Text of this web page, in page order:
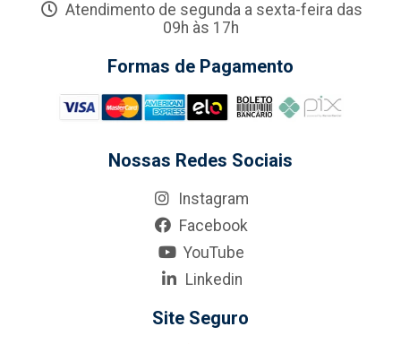
Atendimento de segunda a sexta-feira das
09h às 17h
Formas de Pagamento
Nossas Redes Sociais
Instagram
Facebook
YouTube
Linkedin
Site Seguro